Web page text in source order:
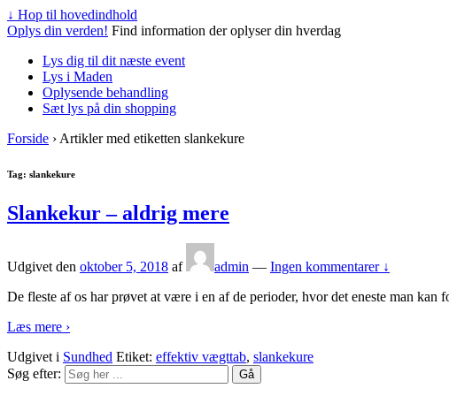
↓ Hop til hovedindhold
Oplys din verden! Find information der oplyser din hverdag
Lys dig til dit næste event
Lys i Maden
Oplysende behandling
Sæt lys på din shopping
Forside › Artikler med etiketten slankekure
Tag: slankekure
Slankekur – aldrig mere
Udgivet den oktober 5, 2018 af admin — Ingen kommentarer ↓
De fleste af os har prøvet at være i en af de perioder, hvor det eneste man
Læs mere ›
Udgivet i Sundhed Etiket: effektiv vægttab, slankekure
Søg efter: